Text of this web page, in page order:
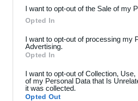
Please note that this
not limited to your visit or
grant or deny consent to
your data for below
consent section.
I want to opt-out of the Sale of my
Opted In
I want to opt-out of processing my
Advertising.
Opted In
I want to opt-out of Collection,
of my Personal Data that Is
it was collected.
Opted Out